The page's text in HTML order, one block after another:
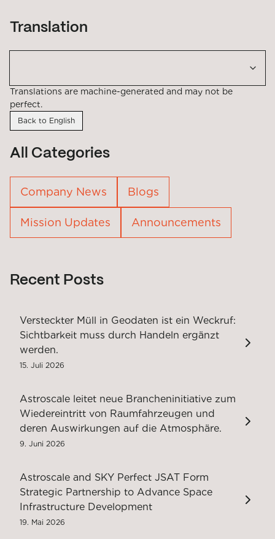
Translation
Translations are machine-generated and may not be
perfect.
Back to English
All Categories
Company News Blogs
Mission Updates Announcements
Recent Posts
Versteckter Müll in Geodaten ist ein Weckruf:
Sichtbarkeit muss durch Handeln ergänzt
werden.
15. Juli 2026
Astroscale leitet neue Brancheninitiative zum
Wiedereintritt von Raumfahrzeugen und
deren Auswirkungen auf die Atmosphäre.
9. Juni 2026
Astroscale and SKY Perfect JSAT Form
Strategic Partnership to Advance Space
Infrastructure Development
19. Mai 2026